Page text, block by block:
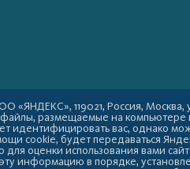
119021, Россия, Москва,
размещаемые на компьютере
идентифицировать вас, однако
cookie, будет передаваться
оценки использования вами
информацию в порядке,